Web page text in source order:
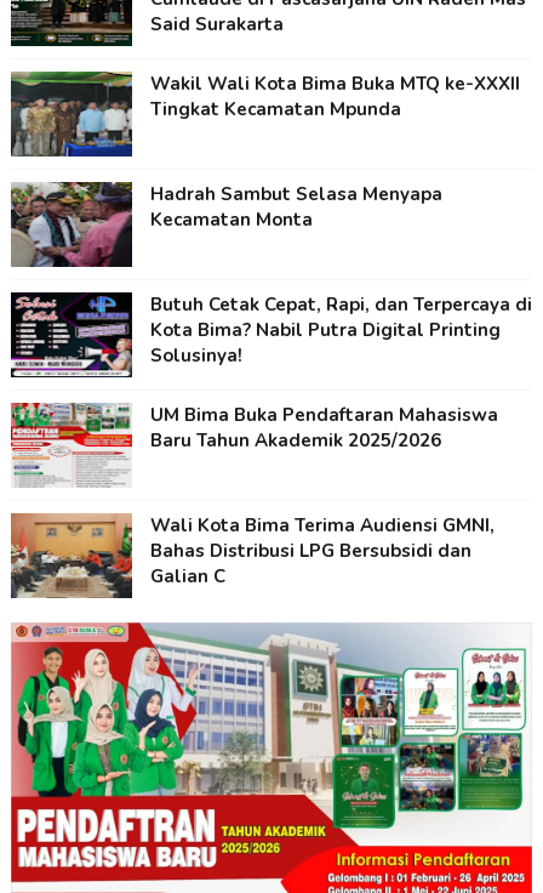
Said Surakarta
Wakil Wali Kota Bima Buka MTQ ke-XXXII
Tingkat Kecamatan Mpunda
Hadrah Sambut Selasa Menyapa
Kecamatan Monta
Butuh Cetak Cepat, Rapi, dan Terpercaya di
Kota Bima? Nabil Putra Digital Printing
Solusinya!
UM Bima Buka Pendaftaran Mahasiswa
Baru Tahun Akademik 2025/2026
Wali Kota Bima Terima Audiensi GMNI,
Bahas Distribusi LPG Bersubsidi dan
Galian C